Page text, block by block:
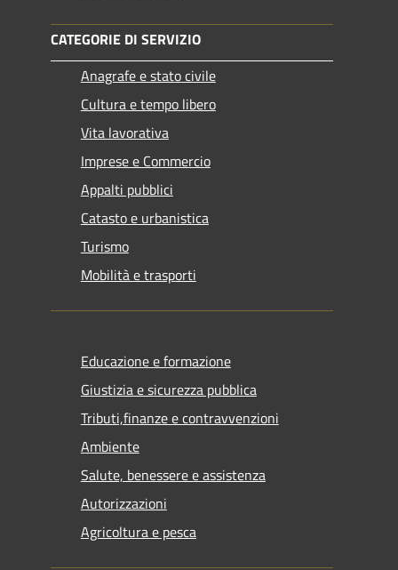
CATEGORIE DI SERVIZIO
Anagrafe e stato civile
Cultura e tempo libero
Vita lavorativa
Imprese e Commercio
Appalti pubblici
Catasto e urbanistica
Turismo
Mobilità e trasporti
Educazione e formazione
Giustizia e sicurezza pubblica
Tributi,finanze e contravvenzioni
Ambiente
Salute, benessere e assistenza
Autorizzazioni
Agricoltura e pesca